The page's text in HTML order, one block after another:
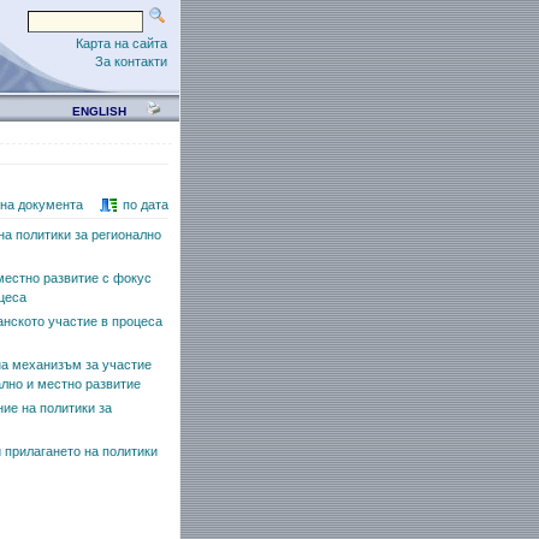
Карта на сайта
За контакти
ENGLISH
документа по дата
политики за регионално
развитие с фокус
участие в процеса
механизъм за участие
и местно развитие
на политики за
на политики